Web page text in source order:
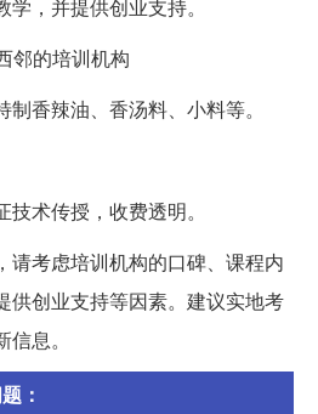
，并提供创业支持。
邻的培训机构
香辣油、香汤料、小料等。
术传授，收费透明。
请考虑培训机构的口碑、课程内
供创业支持等因素。建议实地考
息。
：